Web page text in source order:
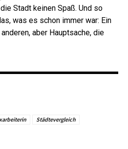
Stadt keinen Spaß. Und so
was es schon immer war: Ein
aber Hauptsache, die
Städtevergleich